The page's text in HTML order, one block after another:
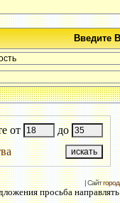
Введите
от
до
| Сайт
просьба